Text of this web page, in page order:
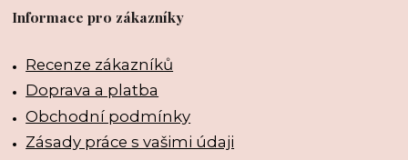
Informace pro zákazníky
Recenze zákazníků
Doprava a platba
Obchodní podmínky
Zásady práce s vašimi údaji